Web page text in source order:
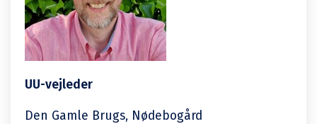
UU-vejleder
Den Gamle Brugs, Nødebogård